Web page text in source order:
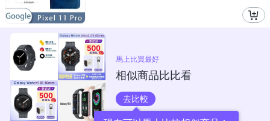
馬上比買最好
相似商品比比看
去比較